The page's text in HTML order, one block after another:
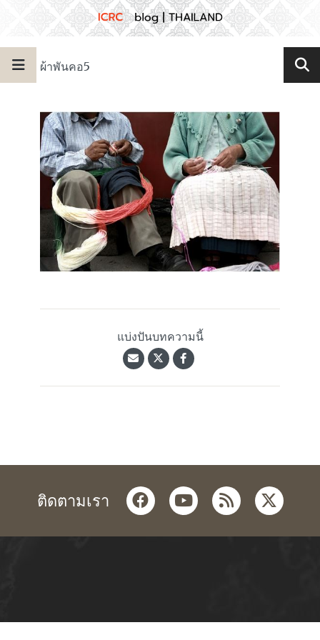
ผ้าพันคอ5
แบ่งปันบทความนี้
ติดตามเรา facebookyoutube
rss twitter